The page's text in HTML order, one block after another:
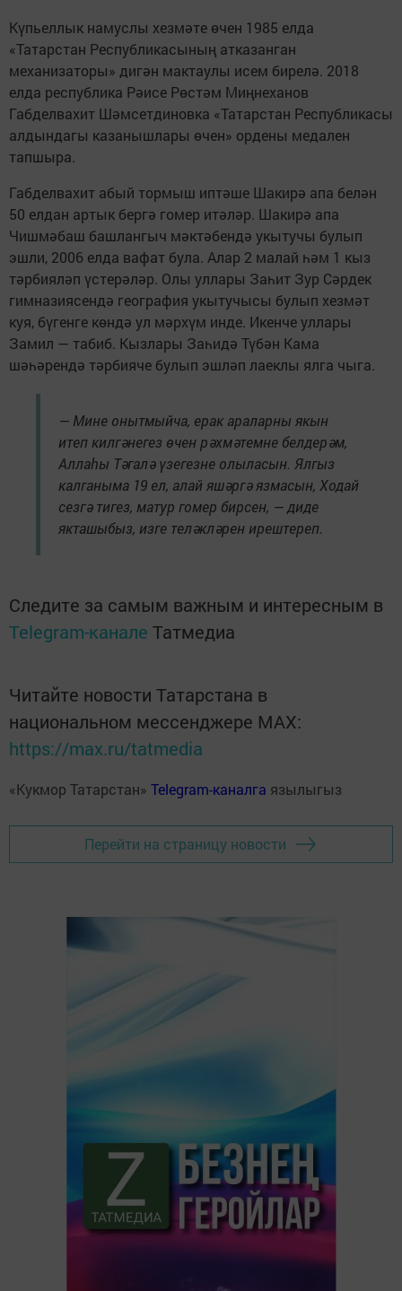
Күпьеллык намуслы хезмәте өчен 1985 елда
«Татарстан Республикасының атказанган
механизаторы» дигән мактаулы исем бирелә. 2018
елда республика Рәисе Рөстәм Миңнеханов
Габделвахит Шәмсетдиновка «Татарстан Республикасы
алдындагы казанышлары өчен» ордены медален
тапшыра.
Габделвахит абый тормыш иптәше Шакирә апа белән
50 елдан артык бергә гомер итәләр. Шакирә апа
Чишмәбаш башлангыч мәктәбендә укытучы булып
эшли, 2006 елда вафат була. Алар 2 малай һәм 1 кыз
тәрбияләп үстерәләр. Олы уллары Заһит Зур Сәрдек
гимназиясендә география укытучысы булып хезмәт
куя, бүгенге көндә ул мәрхүм инде. Икенче уллары
Замил — табиб. Кызлары Заһидә Түбән Кама
шәһәрендә тәрбияче булып эшләп лаеклы ялга чыга.
— Мине онытмыйча, ерак араларны якын
итеп килгәнегез өчен рәхмәтемне белдерәм,
Аллаһы Тәгалә үзегезне олыласын. Ялгыз
калганыма 19 ел, алай яшәргә язмасын, Ходай
сезгә тигез, матур гомер бирсен, — диде
якташыбыз, изге теләкләрен ирештереп.
Следите за самым важным и интересным в
Telegram-канале Татмедиа
Читайте новости Татарстана в
национальном мессенджере MАХ:
https://max.ru/tatmedia
«Кукмор Татарстан» Telegram-каналга язылыгыз
Перейти на страницу новости